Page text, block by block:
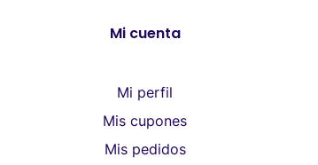
Mi cuenta
Mi perfil
Mis cupones
Mis pedidos